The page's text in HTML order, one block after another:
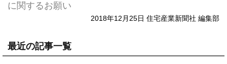
に関するお願い
2018年12月25日 住宅産業新聞社 編集部
最近の記事一覧